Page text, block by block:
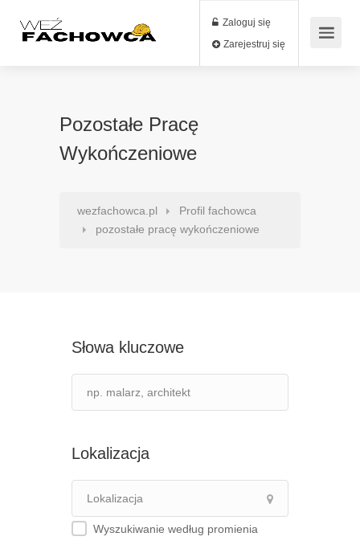
Zaloguj się
Zarejestruj się
Pozostałe Pracę
Wykończeniowe
wezfachowca.pl
Profil fachowca
pozostałe pracę wykończeniowe
Słowa kluczowe
Lokalizacja
Wyszukiwanie według promienia